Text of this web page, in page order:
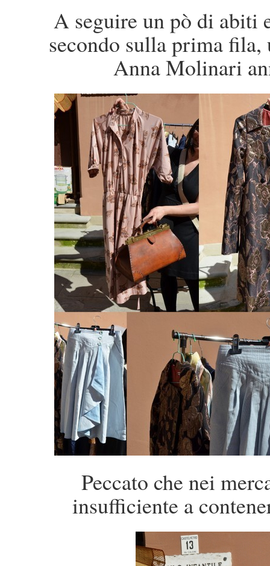
A seguire un pò di abiti
secondo sulla prima
Anna Molinari
Peccato che nei
insufficiente a